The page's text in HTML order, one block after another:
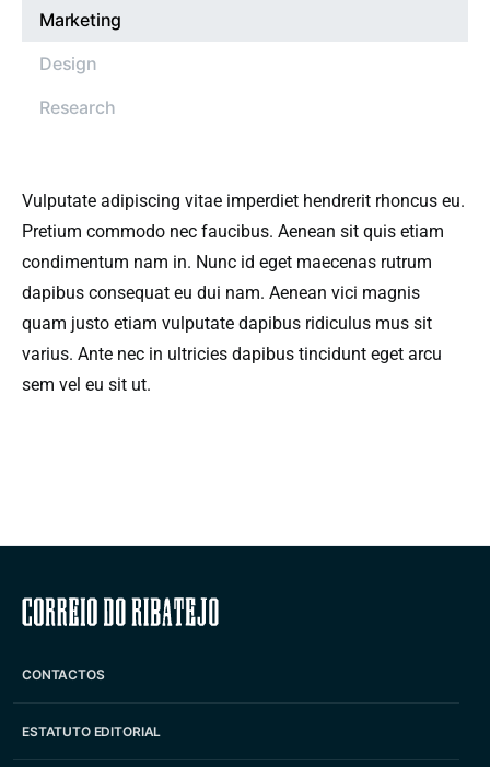
Marketing
Design
Research
Vulputate adipiscing vitae imperdiet hendrerit rhoncus eu.
Pretium commodo nec faucibus. Aenean sit quis etiam
condimentum nam in. Nunc id eget maecenas rutrum
dapibus consequat eu dui nam. Aenean vici magnis
quam justo etiam vulputate dapibus ridiculus mus sit
varius. Ante nec in ultricies dapibus tincidunt eget arcu
sem vel eu sit ut.
Correio do Ribatejo
CONTACTOS
ESTATUTO EDITORIAL